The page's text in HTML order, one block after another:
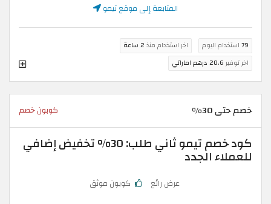
المتابعة إلى موقع تيمو
79 استخدام اليوم اخر استخدام منذ 2 ساعة
اخر توفير 20.6 درهم اماراتي
خصم حتى 30% كوبون خصم
كود خصم تيمو ثاني طلب: 30% تخفيض إضافي
للعملاء الجدد
عرض رائع كوبون موثق